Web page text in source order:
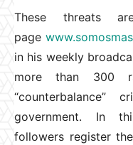
These threats
page
in his weekly
more than 300
“counterbalance”
government. In
followers register